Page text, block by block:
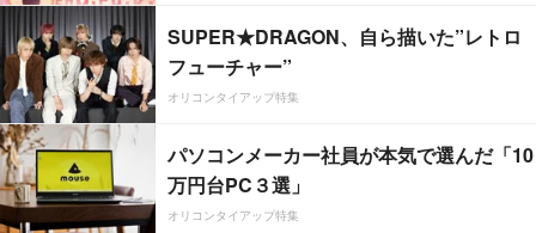
SUPER★DRAGON、自ら描いた”レトロ
フューチャー”
オリコンタイアップ特集
パソコンメーカー社員が本気で選んだ「10
万円台PC３選」
オリコンタイアップ特集